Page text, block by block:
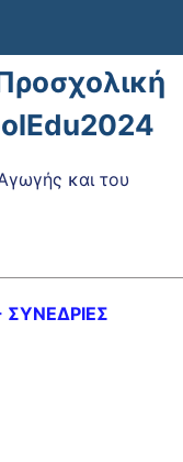
και του
ΣΥΝΕΔΡΙΕΣ